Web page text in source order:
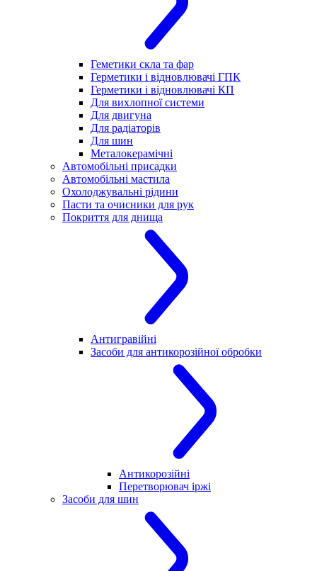
Геметики скла та фар
Герметики і відновлювачі ГПК
Герметики і відновлювачі КП
Для вихлопної системи
Для двигуна
Для радіаторів
Для шин
Металокерамічні
Автомобільні присадки
Автомобільні мастила
Охолоджувальні рідини
Пасти та очисники для рук
Покриття для днища
Антигравійні
Засоби для антикорозійної обробки
Антикорозійні
Перетворювач іржі
Засоби для шин